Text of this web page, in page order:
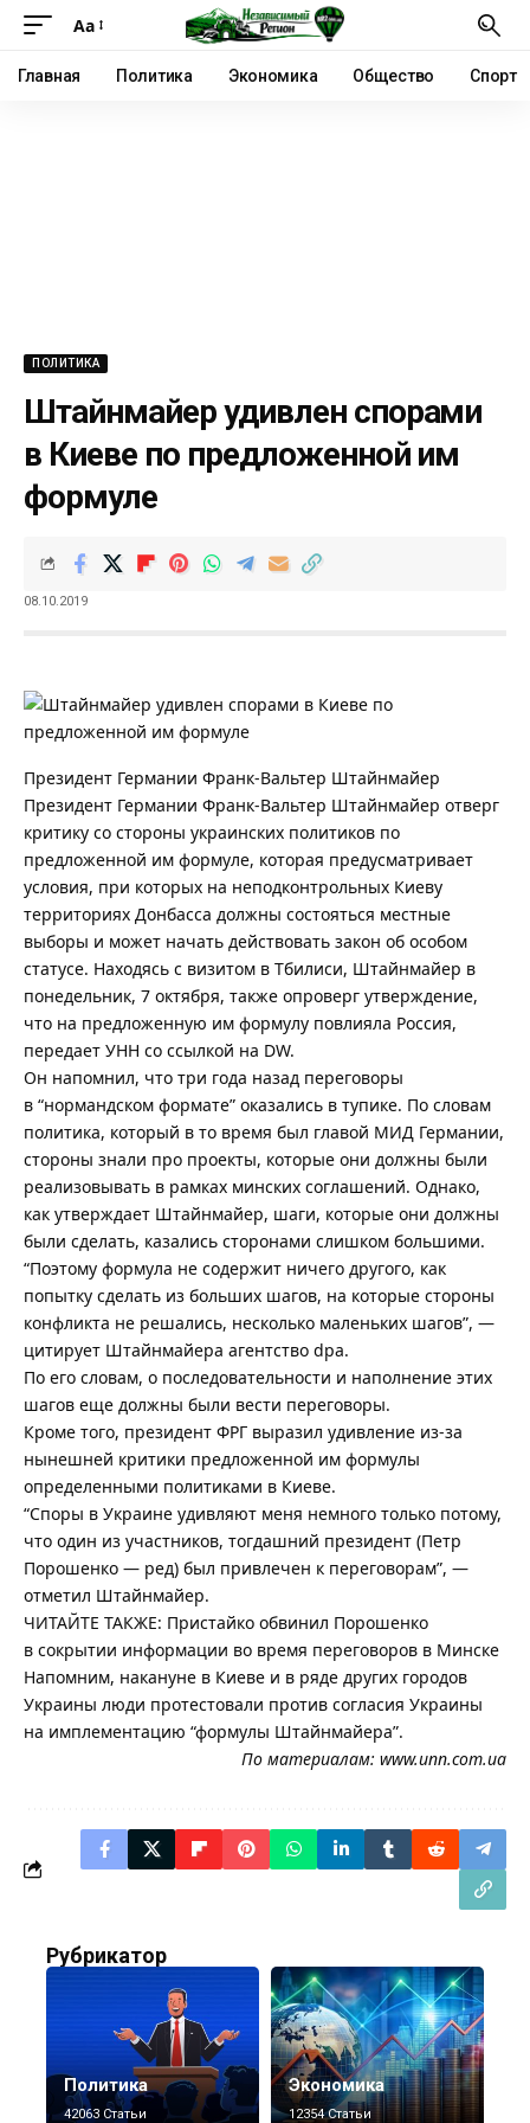
Аа
Главная Политика Экономика Общество Спорт
ПОЛИТИКА
Штайнмайер удивлен спорами
в Киеве по предложенной им
формуле
08.10.2019
Президент Германии Франк-Вальтер Штайнмайер
Президент Германии Франк-Вальтер Штайнмайер отверг
критику со стороны украинских политиков по
предложенной им формуле, которая предусматривает
условия, при которых на неподконтрольных Киеву
территориях Донбасса должны состояться местные
выборы и может начать действовать закон об особом
статусе. Находясь с визитом в Тбилиси, Штайнмайер в
понедельник, 7 октября, также опроверг утверждение,
что на предложенную им формулу повлияла Россия,
передает УНН со ссылкой на DW.
Он напомнил, что три года назад переговоры
в “нормандском формате” оказались в тупике. По словам
политика, который в то время был главой МИД Германии,
стороны знали про проекты, которые они должны были
реализовывать в рамках минских соглашений. Однако,
как утверждает Штайнмайер, шаги, которые они должны
были сделать, казались сторонами слишком большими.
“Поэтому формула не содержит ничего другого, как
попытку сделать из больших шагов, на которые стороны
конфликта не решались, несколько маленьких шагов”, —
цитирует Штайнмайера агентство dpa.
По его словам, о последовательности и наполнение этих
шагов еще должны были вести переговоры.
Кроме того, президент ФРГ выразил удивление из-за
нынешней критики предложенной им формулы
определенными политиками в Киеве.
“Споры в Украине удивляют меня немного только потому,
что один из участников, тогдашний президент (Петр
Порошенко — ред) был привлечен к переговорам”, —
отметил Штайнмайер.
ЧИТАЙТЕ ТАКЖЕ: Пристайко обвинил Порошенко
в сокрытии информации во время переговоров в Минске
Напомним, накануне в Киеве и в ряде других городов
Украины люди протестовали против согласия Украины
на имплементацию “формулы Штайнмайера”.
По материалам: www.unn.com.ua
Рубрикатор
Политика
42063 Статьи
Экономика
12354 Статьи